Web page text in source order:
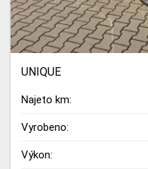
UNIQUE
Najeto km:
Vyrobeno:
Výkon: